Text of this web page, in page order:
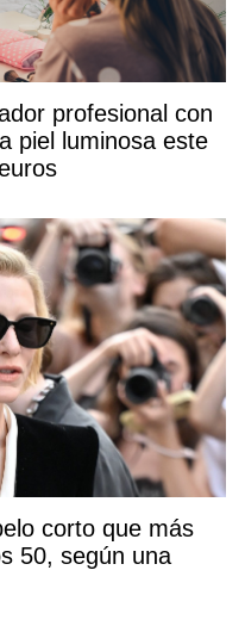
profesional con
piel luminosa este
corto que más
50, según una